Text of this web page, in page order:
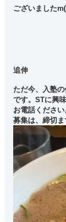
ございました
追伸
ただ今、入塾
です。STに興
お電話くださ
募集は、締切ま